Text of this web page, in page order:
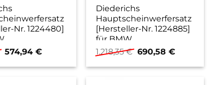
Nr. 1224480]
Ursprünglicher
Preis
war:
574,94 €Aktueller
ist:
Diederichs
Hauptscheinwerfersatz
[Hersteller-Nr. 1224885]
für BMW
1.218,35€ Ursprünglicher
Preis
war:
690,58€Aktueller
ist: